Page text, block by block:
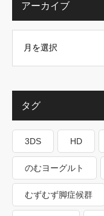
アーカイブ
タグ
3DS HD
のむヨーグルト
むずむず脚症候群